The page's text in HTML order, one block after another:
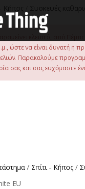
Κήπος Συσκευές
ώστε να είναι δυνατή
Παρακαλούμε
σας και σας ευχόμαστε
/ Σπίτι - Κήπος /
EU